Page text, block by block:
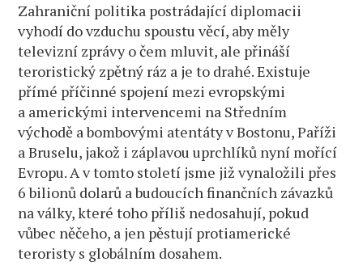
Zahraniční politika postrádající diplomacii
vyhodí do vzduchu spoustu věcí, aby měly
televizní zprávy o čem mluvit, ale přináší
teroristický zpětný ráz a je to drahé. Existuje
přímé příčinné spojení mezi evropskými
a americkými intervencemi na Středním
východě a bombovými atentáty v Bostonu, Paříži
a Bruselu, jakož i záplavou uprchlíků nyní mořící
Evropu. A v tomto století jsme již vynaložili přes
6 bilionů dolarů a budoucích finančních závazků
na války, které toho příliš nedosahují, pokud
vůbec něčeho, a jen pěstují protiamerické
teroristy s globálním dosahem.